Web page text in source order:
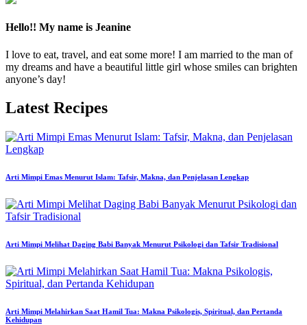
Hello!! My name is Jeanine
I love to eat, travel, and eat some more! I am married to the man of
my dreams and have a beautiful little girl whose smiles can brighten
anyone’s day!
Latest Recipes
Arti Mimpi Emas Menurut Islam: Tafsir, Makna, dan Penjelasan Lengkap
Arti Mimpi Melihat Daging Babi Banyak Menurut Psikologi dan Tafsir Tradisional
Arti Mimpi Melahirkan Saat Hamil Tua: Makna Psikologis, Spiritual, dan Pertanda
Kehidupan